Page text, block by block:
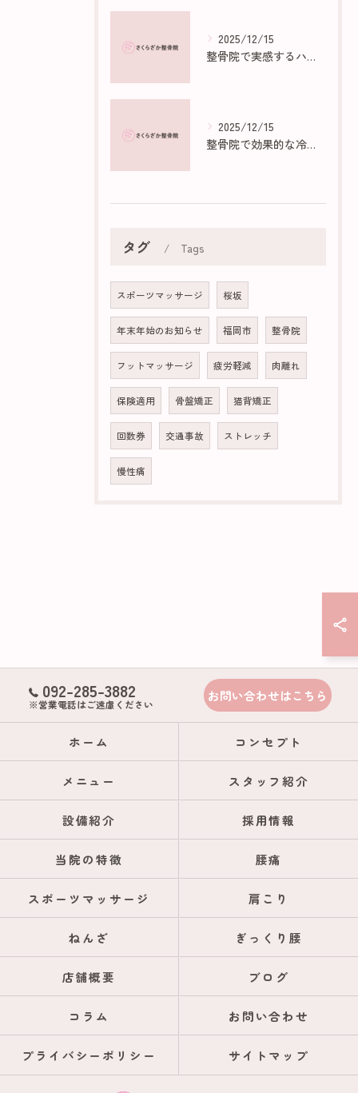
2025/12/15
整骨院で実感するハイボルトの効果と仕組み
2025/12/15
整骨院で効果的な冷え性マッサージ法
タグ Tags
スポーツマッサージ 桜坂
年末年始のお知らせ 福岡市 整骨院
フットマッサージ 疲労軽減 肉離れ
保険適用 骨盤矯正 猫背矯正
回数券 交通事故 ストレッチ
慢性痛
092-285-3882
※営業電話はご遠慮ください
お問い合わせはこちら
ホーム コンセプト
メニュー スタッフ紹介
設備紹介 採用情報
当院の特徴 腰痛
スポーツマッサージ 肩こり
ねんざ ぎっくり腰
店舗概要 ブログ
コラム お問い合わせ
プライバシーポリシー サイトマップ